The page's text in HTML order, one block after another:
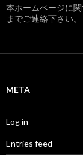
本ホームページに
までご連絡下さい。
META
Log in
Entries feed